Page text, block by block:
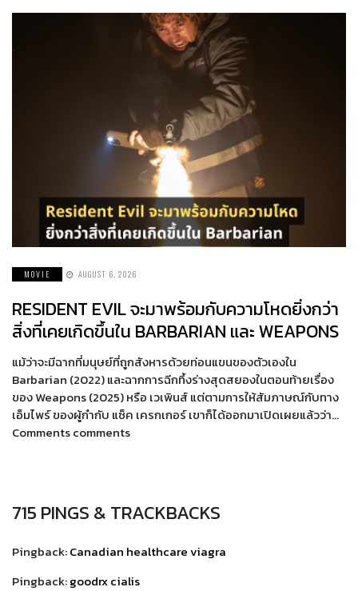
MOVIE AUGUST 6, 2026
RESIDENT EVIL จะมาพร้อมกับความโหดยิ่งกว่า
สิ่งที่เคยเกิดขึ้นใน BARBARIAN และ WEAPONS
แม้ว่าจะมีฉากที่มนุษย์ที่ถูกสังหารด้วยท่อนแขนของตัวเองใน
Barbarian (2022) และฉากการฉีกทึ้งร่างสุดสยองในตอนท้ายเรื่อง
ของ Weapons (2025) หรือ เวเพินส์ แต่ตามการให้สัมภาษณ์กับทาง
เอ็มไพร์ ของผู้กำกับ แซ็ค เครกเกอร์ เขาก็ได้ออกมาเปิดเผยแล้วว่า…
Comments comments
715 PINGS & TRACKBACKS
Pingback:Canadian healthcare viagra
Pingback:goodrx cialis